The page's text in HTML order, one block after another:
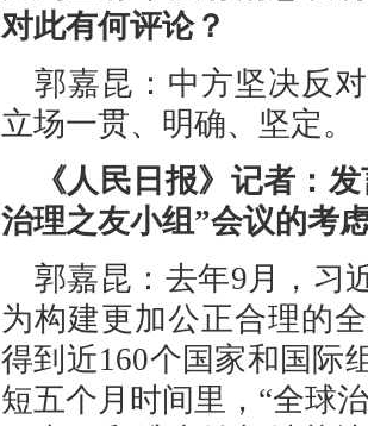
对此有何评论？
郭嘉昆：中方坚决反
立场一贯、明确、坚定。
《人民日报》记者：
治理之友小组”会议的考
郭嘉昆：去年9月，习
为构建更加公正合理的
得到近160个国家和国际
短五个月时间里，“全球